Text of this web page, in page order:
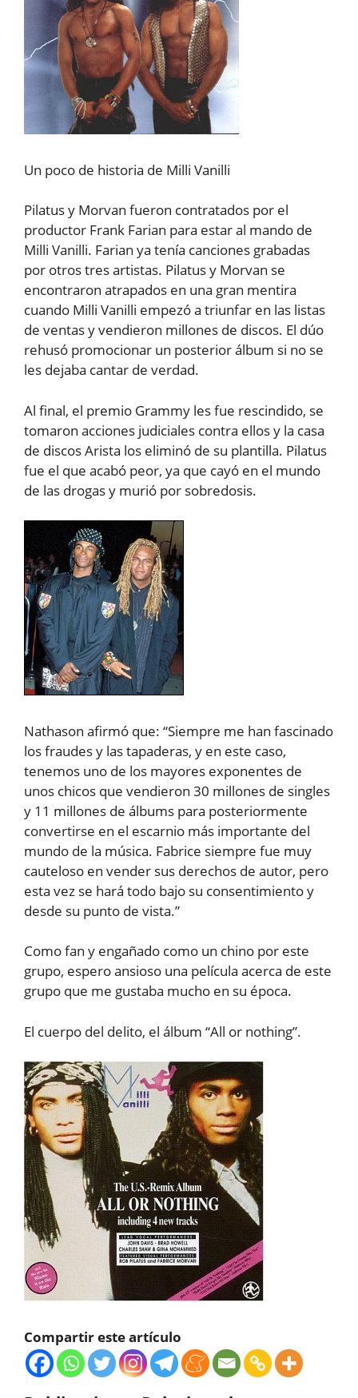
Un poco de historia de Milli Vanilli
Pilatus y Morvan fueron contratados por el
productor Frank Farian para estar al mando de
Milli Vanilli. Farian ya tenía canciones grabadas
por otros tres artistas. Pilatus y Morvan se
encontraron atrapados en una gran mentira
cuando Milli Vanilli empezó a triunfar en las listas
de ventas y vendieron millones de discos. El dúo
rehusó promocionar un posterior álbum si no se
les dejaba cantar de verdad.
Al final, el premio Grammy les fue rescindido, se
tomaron acciones judiciales contra ellos y la casa
de discos Arista los eliminó de su plantilla. Pilatus
fue el que acabó peor, ya que cayó en el mundo
de las drogas y murió por sobredosis.
Nathason afirmó que: “Siempre me han fascinado
los fraudes y las tapaderas, y en este caso,
tenemos uno de los mayores exponentes de
unos chicos que vendieron 30 millones de singles
y 11 millones de álbums para posteriormente
convertirse en el escarnio más importante del
mundo de la música. Fabrice siempre fue muy
cauteloso en vender sus derechos de autor, pero
esta vez se hará todo bajo su consentimiento y
desde su punto de vista.”
Como fan y engañado como un chino por este
grupo, espero ansioso una película acerca de este
grupo que me gustaba mucho en su época.
El cuerpo del delito, el álbum “All or nothing”.
Compartir este artículo